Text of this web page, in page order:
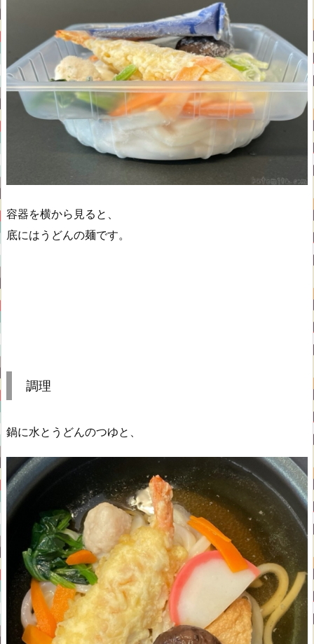
容器を横から見ると、
底にはうどんの麺です。
調理
鍋に水とうどんのつゆと、